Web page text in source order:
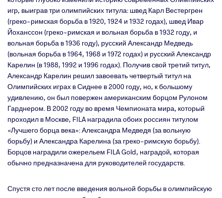
игр, выиграв три олимпийских титула: швед Карл Вестергрен
(греко-римская борьба в 1920, 1924 и 1932 годах), швед Ивар
Йоханссон (греко-римская и вольная борьба в 1932 году, и
вольная борьба в 1936 году), русский Александр Медведь
(вольная борьба в 1964, 1968 и 1972 годах) и русский Александр
Карелин (в 1988, 1992 и 1996 годах). Получив свой третий титул,
Александр Карелин решил завоевать четвертый титул на
Олимпийских играх в Сиднее в 2000 году, но, к большому
удивлению, он был повержен американским борцом Рулоном
Гарднером. В 2002 году во время Чемпионата мира, который
проходил в Москве, FILA наградила обоих россиян титулом
«Лучшего борца века»: Александра Медведя (за вольную
борьбу) и Александра Карелина (за греко-римскую борьбу).
Борцов наградили ожерельем FILA Gold, наградой, которая
обычно предназначена для руководителей государств.
Спустя сто лет после введения вольной борьбы в олимпийскую